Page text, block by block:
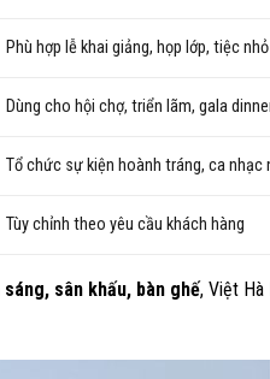
Phù hợp lễ khai giảng, họp lớp, tiệc nhỏ
Dùng cho hội chợ, triển lãm, gala
Tổ chức sự kiện hoành tráng, ca nhạc
Tùy chỉnh theo yêu cầu khách hàng
sân khấu, bàn ghế, Việt Hà